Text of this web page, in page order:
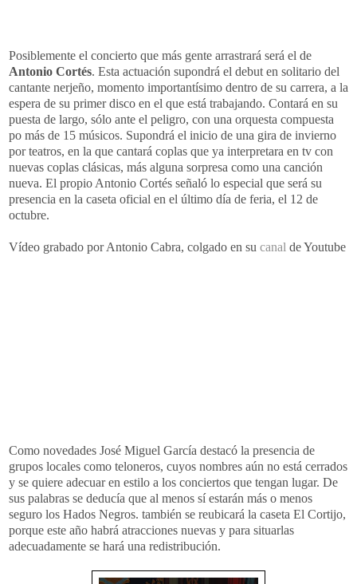
Posiblemente el concierto que más gente arrastrará será el de
Antonio Cortés. Esta actuación supondrá el debut en solitario del
cantante nerjeño, momento importantísimo dentro de su carrera, a la
espera de su primer disco en el que está trabajando. Contará en su
puesta de largo, sólo ante el peligro, con una orquesta compuesta
po más de 15 músicos. Supondrá el inicio de una gira de invierno
por teatros, en la que cantará coplas que ya interpretara en tv con
nuevas coplas clásicas, más alguna sorpresa como una canción
nueva. El propio Antonio Cortés señaló lo especial que será su
presencia en la caseta oficial en el último día de feria, el 12 de
octubre.
Vídeo grabado por Antonio Cabra, colgado en su canal de Youtube
Como novedades José Miguel García destacó la presencia de
grupos locales como teloneros, cuyos nombres aún no está cerrados
y se quiere adecuar en estilo a los conciertos que tengan lugar. De
sus palabras se deducía que al menos sí estarán más o menos
seguro los Hados Negros. también se reubicará la caseta El Cortijo,
porque este año habrá atracciones nuevas y para situarlas
adecuadamente se hará una redistribución.